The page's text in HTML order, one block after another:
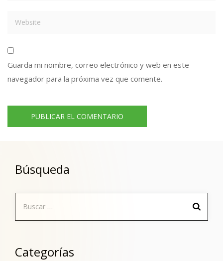
Guarda mi nombre, correo electrónico y web en este
navegador para la próxima vez que comente.
Búsqueda
Categorías